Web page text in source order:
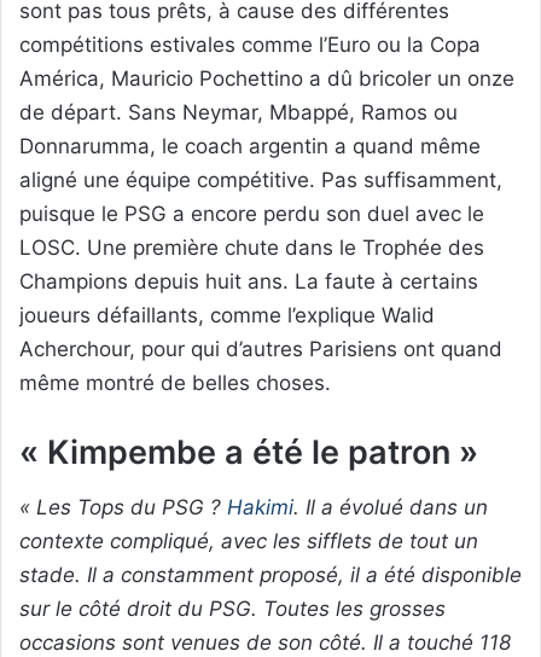
sont pas tous prêts, à cause des différentes
compétitions estivales comme l’Euro ou la Copa
América, Mauricio Pochettino a dû bricoler un onze
de départ. Sans Neymar, Mbappé, Ramos ou
Donnarumma, le coach argentin a quand même
aligné une équipe compétitive. Pas suffisamment,
puisque le PSG a encore perdu son duel avec le
LOSC. Une première chute dans le Trophée des
Champions depuis huit ans. La faute à certains
joueurs défaillants, comme l’explique Walid
Acherchour, pour qui d’autres Parisiens ont quand
même montré de belles choses.
« Kimpembe a été le patron »
« Les Tops du PSG ? Hakimi. Il a évolué dans un
contexte compliqué, avec les sifflets de tout un
stade. Il a constamment proposé, il a été disponible
sur le côté droit du PSG. Toutes les grosses
occasions sont venues de son côté. Il a touché 118